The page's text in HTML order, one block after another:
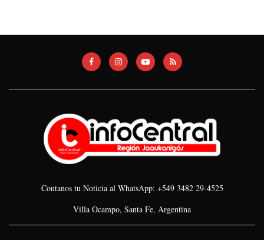
Contanos tu Noticia al WhatsApp: +549 3482 29-4525
Villa Ocampo, Santa Fe, Argentina